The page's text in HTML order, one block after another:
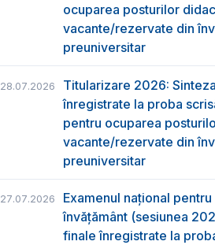
ocuparea posturilor
vacante/rezervate din
preuniversitar
28.07.2026
Titularizare 2026:
înregistrate la proba
pentru ocuparea
vacante/rezervate din
preuniversitar
27.07.2026
Examenul național
învățământ (sesiunea
finale înregistrate la